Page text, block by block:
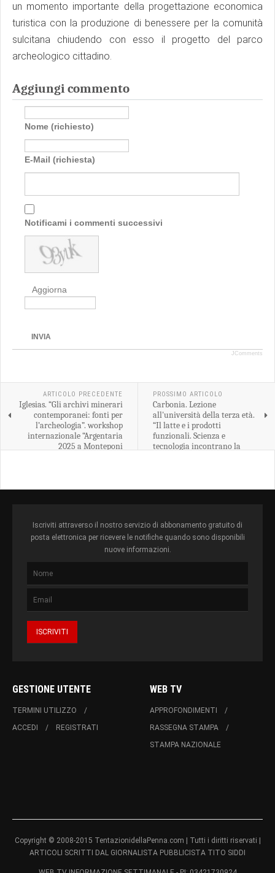
un momento importante della progettazione economica
turistica con la produzione di benessere per la comunità
sulcitana chiudendo con esso il progetto del parco
archeologico cittadino.
Aggiungi commento
Nome (richiesto)
E-Mail (richiesta)
Notificami i commenti successivi
Aggiorna
INVIA
JComments
ARTICOLO PRECEDENTE
Iglesias. “Gli archivi minerari
contemporanei: fonti per
l’archeologia”. workshop
internazionale “Argentaria
2025 a Monteponi
PROSSIMO ARTICOLO
Carbonia. Lezione
all'università della terza età.
“Il latte e i prodotti
funzionali. Scienza e
tecnologia incontrano la
Iscriviti attraverso il nostro servizio di abbonamento gratuito di
posta elettronica per ricevere le notifiche quando sono disponibili
nuove informazioni.
GESTIONE UTENTE
TERMINI UTILIZZO
ACCEDI
REGISTRATI
WEB TV
APPROFONDIMENTI
RASSEGNA STAMPA
STAMPA NAZIONALE
Copyright © 2008-2015 TentazionidellaPenna.com | Tutti i diritti riservati |
ARTICOLI SCRITTI DAL GIORNALISTA PUBBLICISTA TITO SIDDI